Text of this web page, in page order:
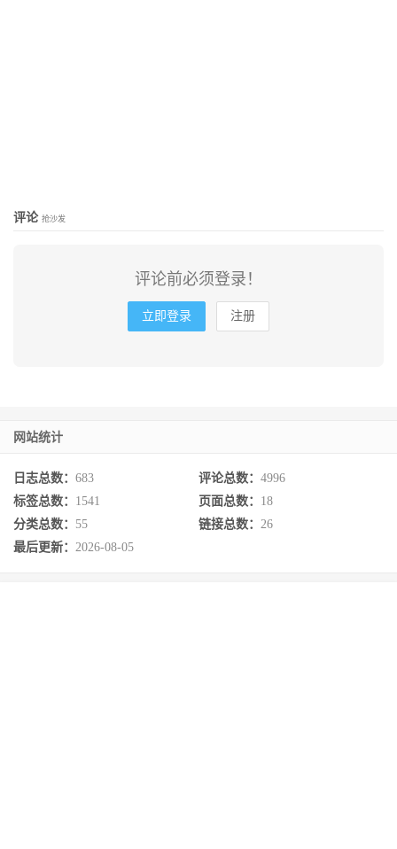
评论 抢沙发
评论前必须登录！
立即登录 注册
网站统计
日志总数： 683 评论总数： 4996
标签总数： 1541 页面总数： 18
分类总数： 55 链接总数： 26
最后更新： 2026-08-05